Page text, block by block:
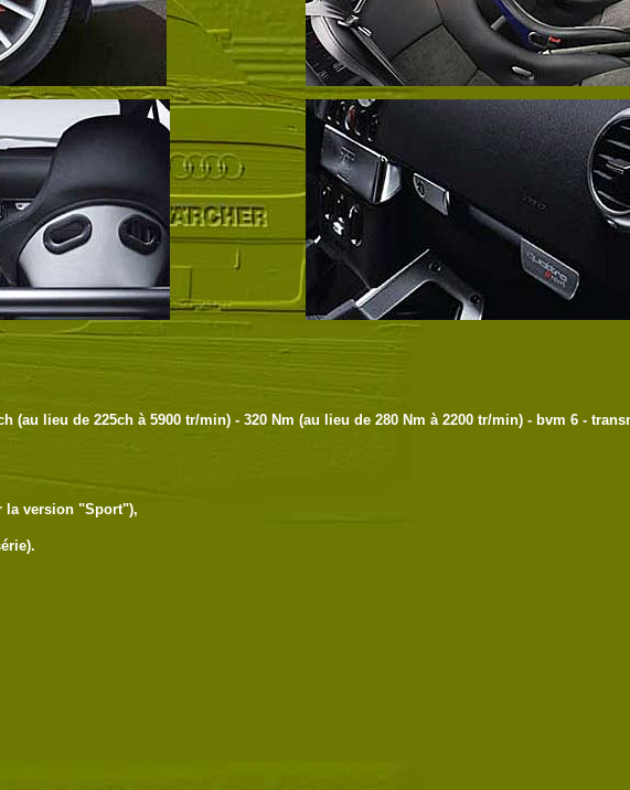
(au lieu de 225ch à 5900 tr/min) - 320 Nm (au lieu de 280 Nm à 2200 tr/min) - bvm 6 -
la version "Sport"),